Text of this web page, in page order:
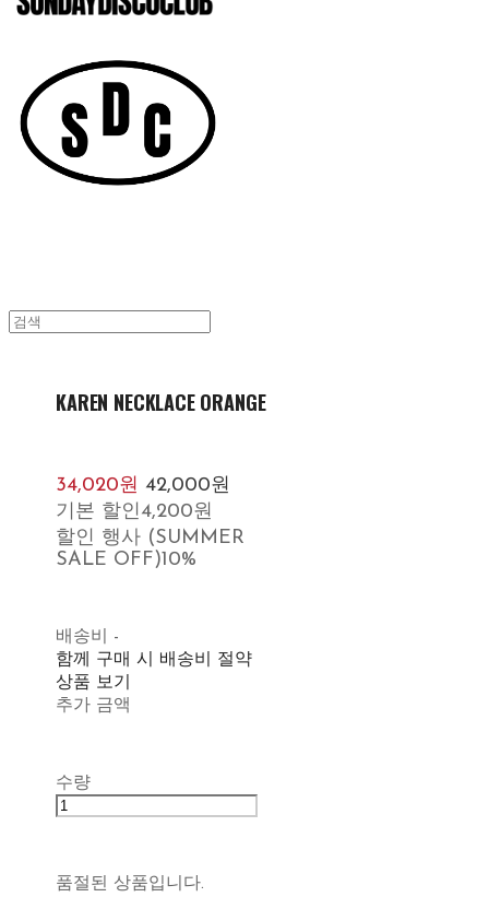
KAREN NECKLACE ORANGE
34,020원 42,000원
기본 할인4,200원
할인 행사 (SUMMER
SALE OFF)10%
배송비 -
함께 구매 시 배송비 절약
상품 보기
추가 금액
수량
품절된 상품입니다.